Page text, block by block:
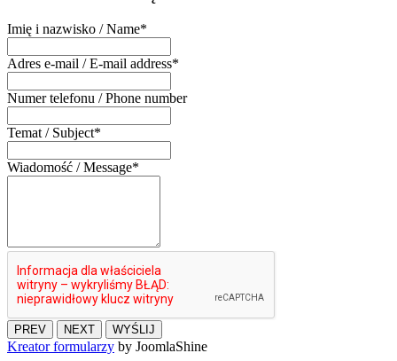
Imię i nazwisko / Name*
Adres e-mail / E-mail address*
Numer telefonu / Phone number
Temat / Subject*
Wiadomość / Message*
PREV NEXT WYŚLIJ
Kreator formularzy by JoomlaShine